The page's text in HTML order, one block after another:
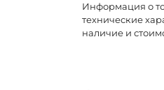
Информация о
технические
наличие и